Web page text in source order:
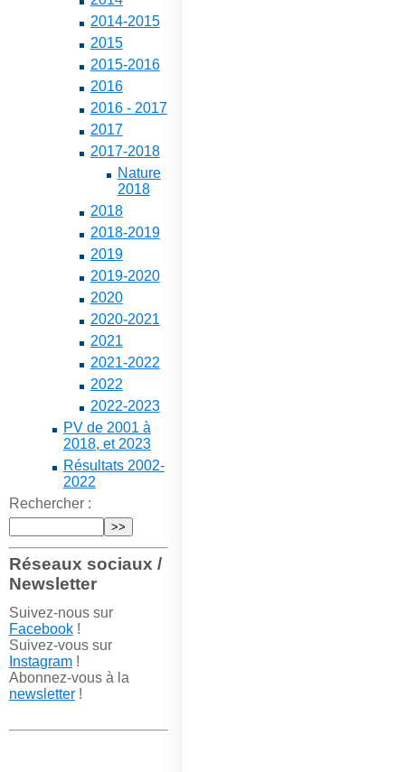
2014-2015
2015
2015-2016
2016
2016 - 2017
2017
2017-2018
Nature
2018
2018
2018-2019
2019
2019-2020
2020
2020-2021
2021
2021-2022
2022
2022-2023
PV de 2001 à
2018, et 2023
Résultats 2002-
2022
Rechercher :
Réseaux sociaux /
Newsletter
Suivez-nous sur
Facebook!
Suivez-vous sur
Instagram!
Abonnez-vous à la
newsletter!